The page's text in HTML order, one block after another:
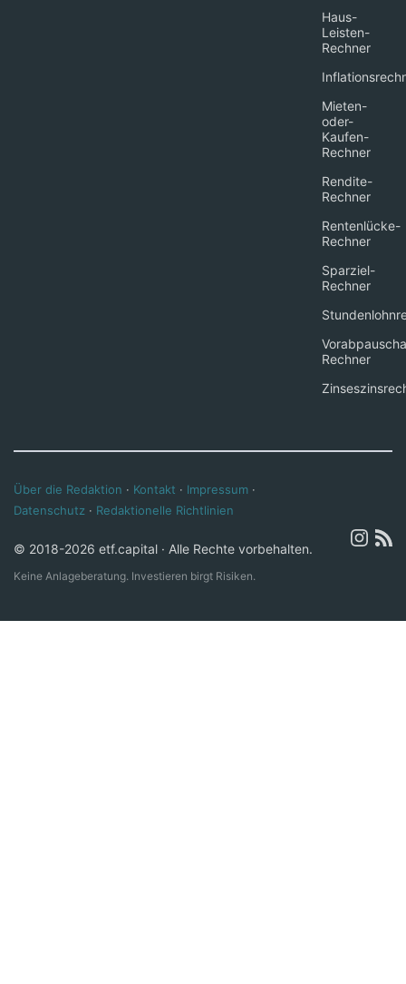
Haus-
Leisten-
Rechner
Mieten-
oder-
Kaufen-
Rechner
Rendite-
Rechner
Rentenlücke-
Rechner
Sparziel-
Rechner
Rechner
Über die Redaktion · Kontakt · Impressum ·
Datenschutz · Redaktionelle Richtlinien
© 2018-2026 etf.capital · Alle Rechte vorbehalten.
Keine Anlageberatung. Investieren birgt Risiken.